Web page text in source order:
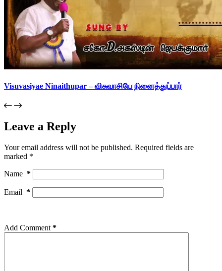
Visuvasiyae Ninaithupar – விசுவாசியே நினைத்துப்பார்
Leave a Reply
Your email address will not be published. Required fields are
marked *
Name *
Email *
Add Comment *